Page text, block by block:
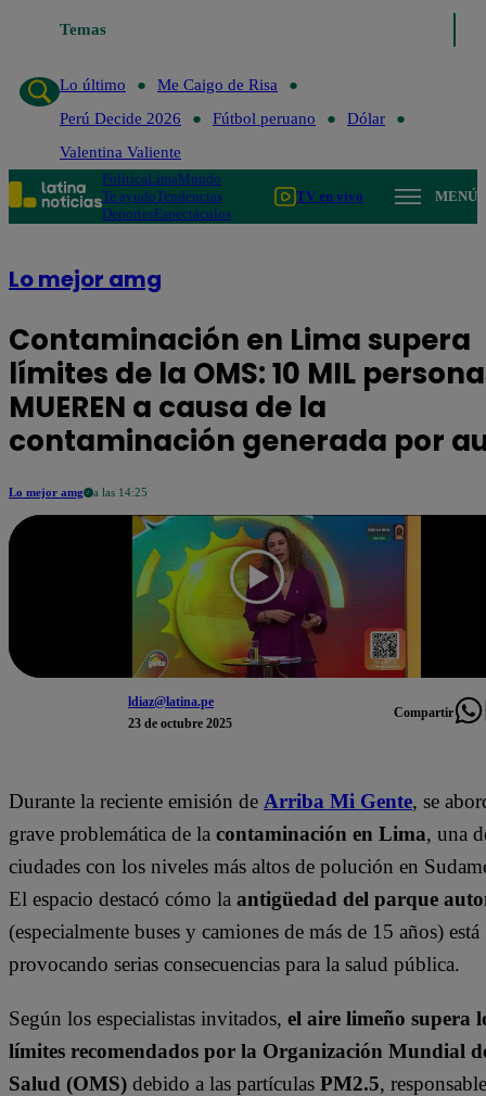
Temas
Lo último
Me Caigo de Risa
Perú Decide 2026
Fútbol peruano
Dólar
Valentina Valiente
PolíticaLimaMundo
Te ayudoTendencias
DeportesEspectáculos
TV en vivo MENÚ
Lo mejor amg
Contaminación en Lima supera
límites de la OMS: 10 MIL
MUEREN a causa de la
contaminación generada por
Lo mejor amg a las 14:25
ldiaz@latina.pe
23 de octubre 2025
Compartir
Durante la reciente emisión de Arriba Mi Gente, se
grave problemática de la contaminación en Lima, una
ciudades con los niveles más altos de polución en
El espacio destacó cómo la antigüedad del parque
(especialmente buses y camiones de más de 15 años) está
provocando serias consecuencias para la salud pública.
Según los especialistas invitados, el aire limeño supera
límites recomendados por la Organización Mundial
Salud (OMS) debido a las partículas PM2.5,